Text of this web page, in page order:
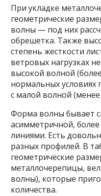
При укладке
геометрические
волны — под них
обрешетка. Также
степень жесткости
ветровых нагрузках
высокой волной
нормальных условиях
с малой волной
Форма волны бывает
асимметричной,
линиями. Есть
разных профилей. В
геометрические
металлочерепицы,
волны), которые
количества.